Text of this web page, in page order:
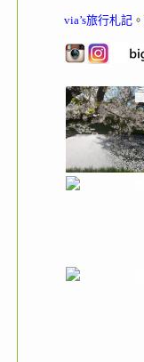
via’s旅行札記 。